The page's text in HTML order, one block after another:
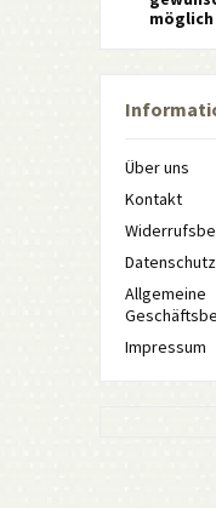
möglich
Über uns
Kontakt
Allgemeine
Impressum